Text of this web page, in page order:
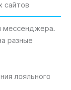
сайтов
мессенджера.
разные
лояльного